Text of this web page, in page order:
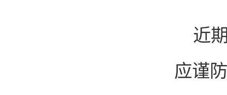
近
应谨